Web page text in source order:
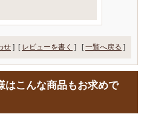
せ ] [ レビューを書く ] [一覧へ戻る ]
はこんな商品もお求めで